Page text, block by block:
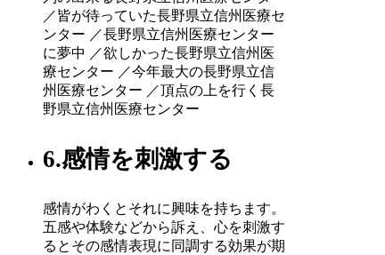
／皆が待っていた長野県立信州医療セ
ンター ／長野県立信州医療センター
に夢中 ／欲しかった長野県立信州医
療センター ／今年最大の長野県立信
州医療センター ／頂点の上を行く長
野県立信州医療センター
6.感情を刺激する
感情がわくとそれに興味を持ちます。
五感や体験などから訴え、心を刺激す
るとその感情表現に同調する効果が期